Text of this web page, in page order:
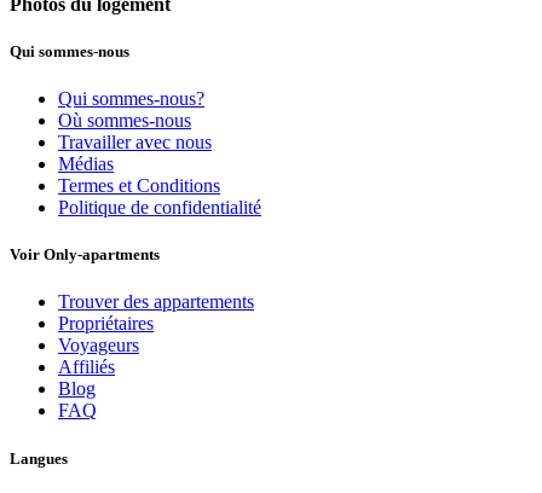
Qui sommes-nous
Qui sommes-nous?
Où sommes-nous
Travailler avec nous
Médias
Termes et Conditions
Politique de confidentialité
Voir Only-apartments
Trouver des appartements
Propriétaires
Voyageurs
Affiliés
Blog
FAQ
Langues